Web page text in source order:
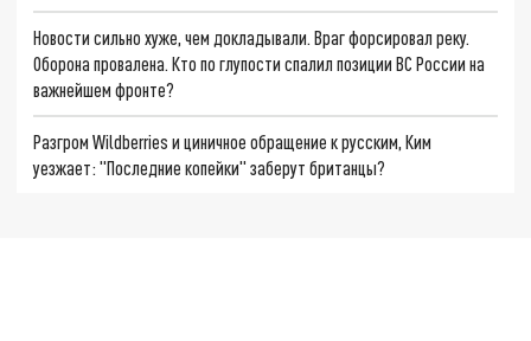
Новости сильно хуже, чем докладывали. Враг форсировал реку.
Оборона провалена. Кто по глупости спалил позиции ВС России на
важнейшем фронте?
Разгром Wildberries и циничное обращение к русским, Ким
уезжает: "Последние копейки" заберут британцы?